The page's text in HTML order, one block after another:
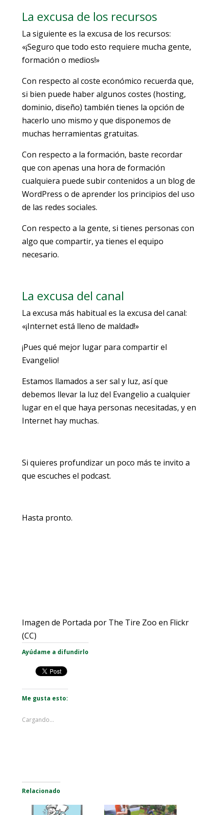
La excusa de los recursos
La siguiente es la excusa de los recursos:
«¡Seguro que todo esto requiere mucha gente,
formación o medios!»
Con respecto al coste económico recuerda que,
si bien puede haber algunos costes (hosting,
dominio, diseño) también tienes la opción de
hacerlo uno mismo y que disponemos de
muchas herramientas gratuitas.
Con respecto a la formación, baste recordar
que con apenas una hora de formación
cualquiera puede subir contenidos a un blog de
WordPress o de aprender los principios del uso
de las redes sociales.
Con respecto a la gente, si tienes personas con
algo que compartir, ya tienes el equipo
necesario.
La excusa del canal
La excusa más habitual es la excusa del canal:
«¡Internet está lleno de maldad!»
¡Pues qué mejor lugar para compartir el
Evangelio!
Estamos llamados a ser sal y luz, así que
debemos llevar la luz del Evangelio a cualquier
lugar en el que haya personas necesitadas, y en
Internet hay muchas.
Si quieres profundizar un poco más te invito a
que escuches el podcast.
Hasta pronto.
Imagen de Portada por The Tire Zoo en Flickr
(CC)
Ayúdame a difundirlo
Me gusta esto:
Cargando...
Relacionado